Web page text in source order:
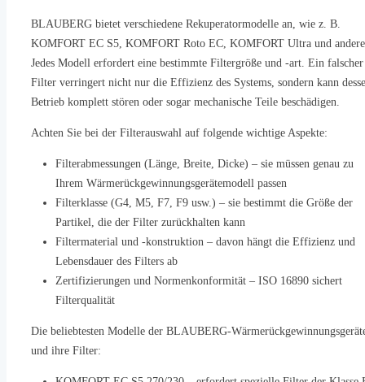
BLAUBERG bietet verschiedene Rekuperatormodelle an, wie z. B.
KOMFORT EC S5, KOMFORT Roto EC, KOMFORT Ultra und
Jedes Modell erfordert eine bestimmte Filtergröße und -art. Ein falscher
Filter verringert nicht nur die Effizienz des Systems, sondern kann
Betrieb komplett stören oder sogar mechanische Teile beschädigen.
Achten Sie bei der Filterauswahl auf folgende wichtige Aspekte:
Filterabmessungen (Länge, Breite, Dicke) – sie müssen genau zu
Ihrem Wärmerückgewinnungsgerätemodell passen
Filterklasse (G4, M5, F7, F9 usw.) – sie bestimmt die Größe der
Partikel, die der Filter zurückhalten kann
Filtermaterial und -konstruktion – davon hängt die Effizienz und
Lebensdauer des Filters ab
Zertifizierungen und Normenkonformität – ISO 16890 sichert
Filterqualität
Die beliebtesten Modelle der BLAUBERG-
und ihre Filter: